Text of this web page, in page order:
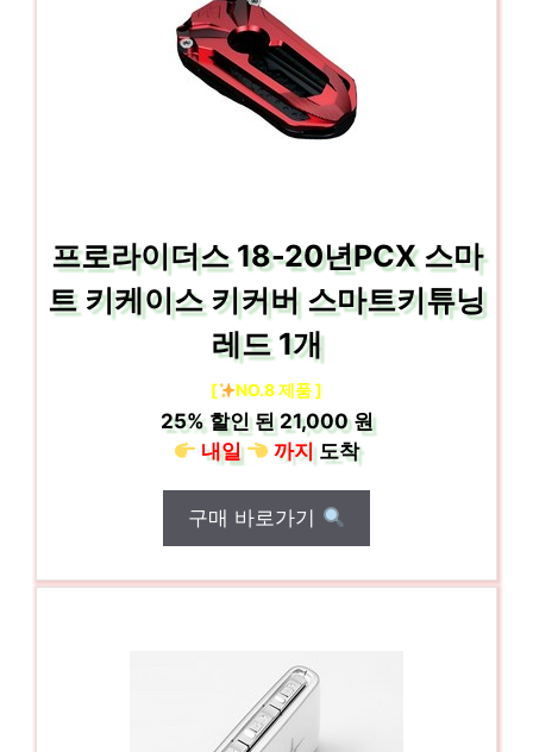
프로라이더스 18-20년PCX 스마
트 키케이스 키커버 스마트키튜닝
레드 1개
[ NO.8 제품 ]
25%할인 된21,000 원
내일
까지도착
구매 바로가기